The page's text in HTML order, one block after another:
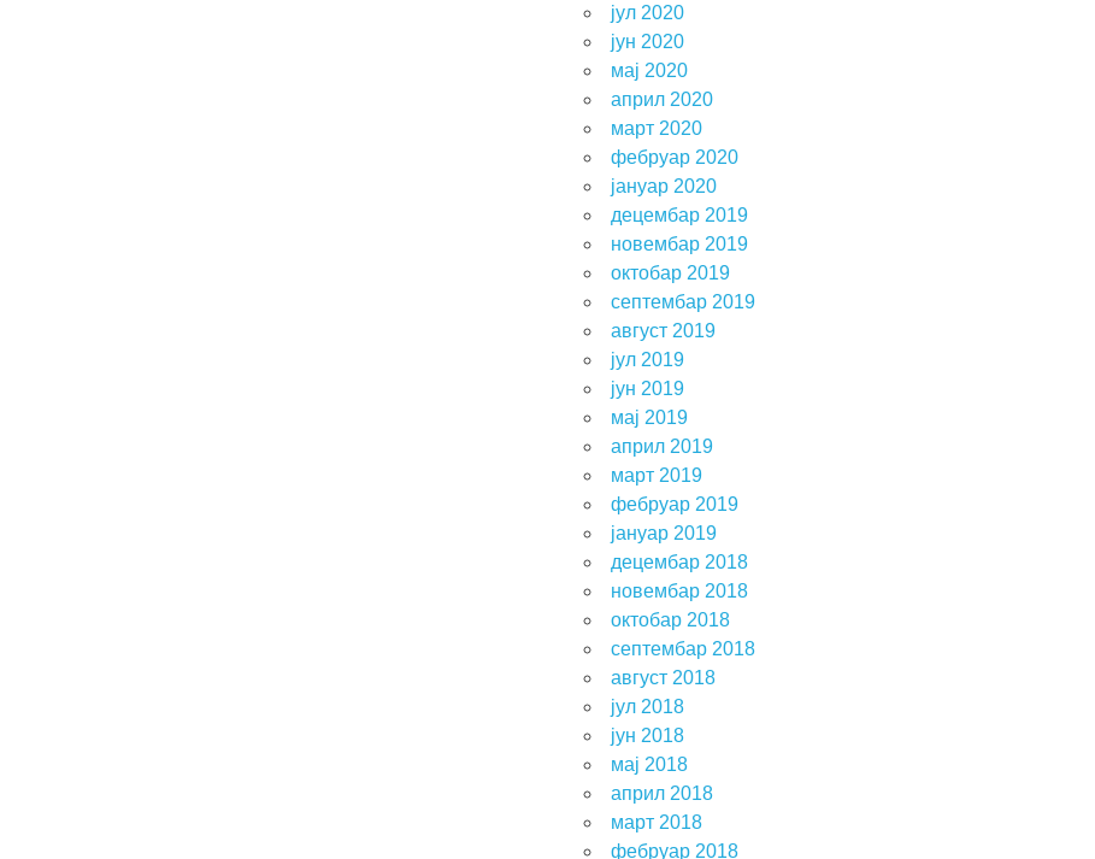
јул 2020
јун 2020
мај 2020
април 2020
март 2020
фебруар 2020
јануар 2020
децембар 2019
новембар 2019
октобар 2019
септембар 2019
август 2019
јул 2019
јун 2019
мај 2019
април 2019
март 2019
фебруар 2019
јануар 2019
децембар 2018
новембар 2018
октобар 2018
септембар 2018
август 2018
јул 2018
јун 2018
мај 2018
април 2018
март 2018
фебруар 2018